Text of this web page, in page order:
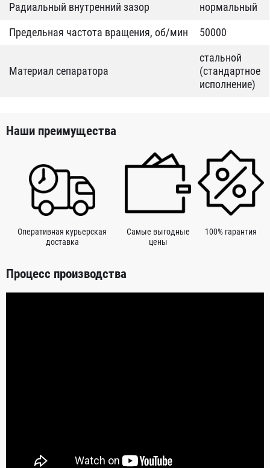
Радиальный внутренний зазор
нормальный
Предельная частота вращения, об/мин
50000
Материал сепаратора
стальной
(стандартное
исполнение)
Наши преимущества
Оперативная курьерская
доставка
Самые выгодные
цены
100% гарантия
Процесс производства